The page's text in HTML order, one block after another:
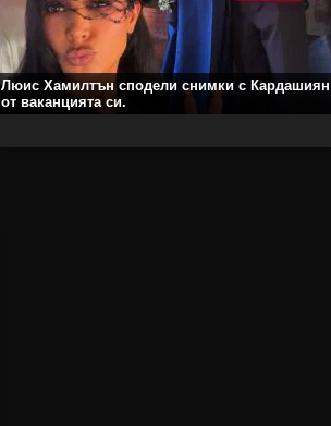
Люис Хамилтън сподели снимки с Кардашиян
от ваканцията си.